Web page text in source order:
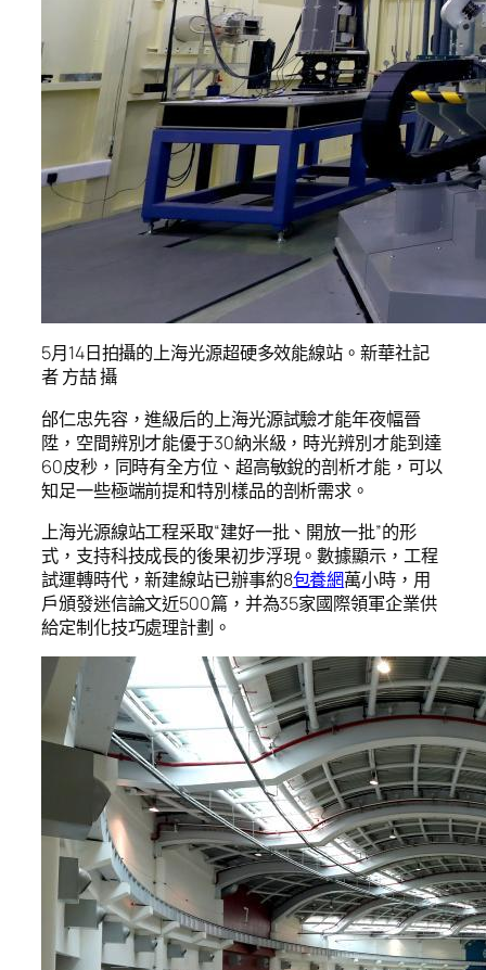
5月14日拍攝的上海光源超硬多效能線站。新華社記
者 方喆 攝
邰仁忠先容，進級后的上海光源試驗才能年夜幅晉
陞，空間辨別才能優于30納米級，時光辨別才能到達
60皮秒，同時有全方位、超高敏銳的剖析才能，可以
知足一些極端前提和特別樣品的剖析需求。
上海光源線站工程采取“建好一批、開放一批”的形
式，支持科技成長的後果初步浮現。數據顯示，工程
試運轉時代，新建線站已辦事約8包養網萬小時，用
戶頒發迷信論文近500篇，并為35家國際領軍企業供
給定制化技巧處理計劃。